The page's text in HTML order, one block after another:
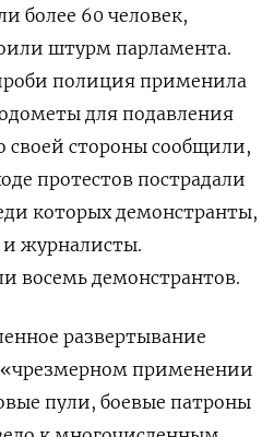
более 60 человек,
штурм парламента.
полиция применила
для подавления
своей стороны сообщили,
протестов пострадали
которых демонстранты,
журналисты.
восемь демонстрантов.
развертывание
применении
пули, боевые патроны